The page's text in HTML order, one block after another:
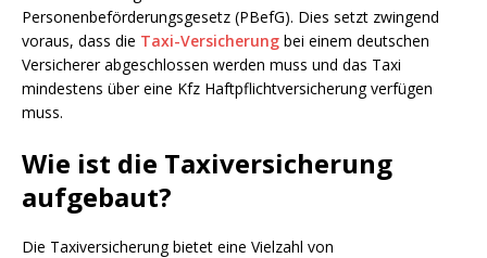
Personenbeförderungsgesetz (PBefG). Dies setzt zwingend
voraus, dass die Taxi-Versicherung bei einem deutschen
Versicherer abgeschlossen werden muss und das Taxi
mindestens über eine Kfz Haftpflichtversicherung verfügen
muss.
Wie ist die Taxiversicherung
aufgebaut?
Die Taxiversicherung bietet eine Vielzahl von